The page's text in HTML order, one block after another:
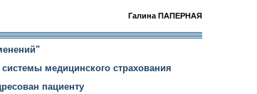
Галина ПАПЕРНАЯ
медицинского страхования
пациенту